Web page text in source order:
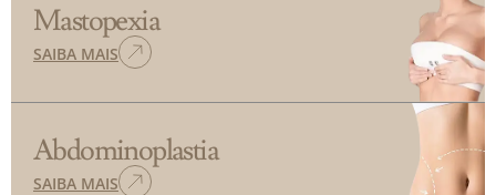
Mastopexia
SAIBA MAIS
Abdominoplastia
SAIBA MAIS